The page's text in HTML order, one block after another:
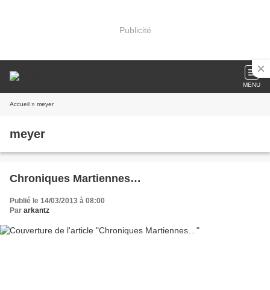
Publicité
MENU
Accueil » meyer
meyer
Chroniques Martiennes…
Publié le 14/03/2013 à 08:00
Par arkantz